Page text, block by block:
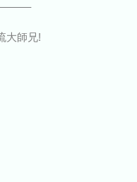
大師兄!